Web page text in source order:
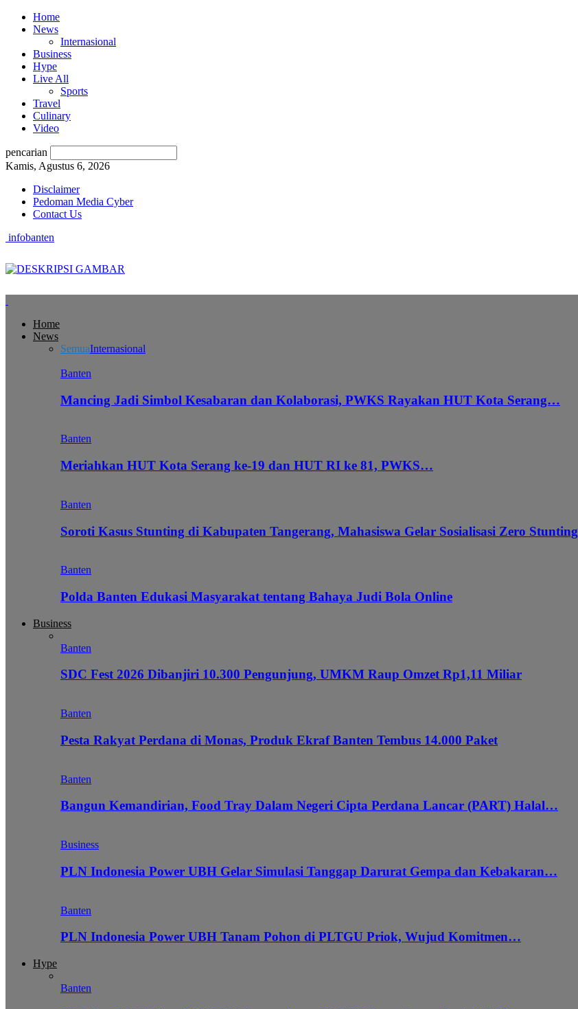
Home
News
Internasional
Business
Hype
Live All
Sports
Travel
Culinary
Video
pencarian
Kamis, Agustus 6, 2026
Disclaimer
Pedoman Media Cyber
Contact Us
infobanten
Home
News
SemuaInternasional
Banten
Mancing Jadi Simbol Kesabaran dan Kolaborasi, PWKS Rayakan HUT Kota Serang…
Banten
Meriahkan HUT Kota Serang ke-19 dan HUT RI ke 81, PWKS…
Banten
Soroti Kasus Stunting di Kabupaten Tangerang, Mahasiswa Gelar Sosialisasi Zero Stunting
Banten
Polda Banten Edukasi Masyarakat tentang Bahaya Judi Bola Online
Business
Banten
SDC Fest 2026 Dibanjiri 10.300 Pengunjung, UMKM Raup Omzet Rp1,11 Miliar
Banten
Pesta Rakyat Perdana di Monas, Produk Ekraf Banten Tembus 14.000 Paket
Banten
Bangun Kemandirian, Food Tray Dalam Negeri Cipta Perdana Lancar (PART) Halal…
Business
PLN Indonesia Power UBH Gelar Simulasi Tanggap Darurat Gempa dan Kebakaran…
Banten
PLN Indonesia Power UBH Tanam Pohon di PLTGU Priok, Wujud Komitmen…
Hype
Banten